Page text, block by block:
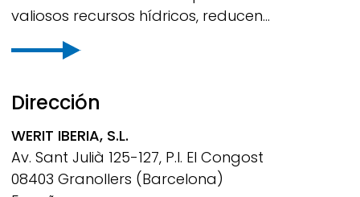
valiosos recursos hídricos, reducen...
Dirección
WERIT IBERIA, S.L.
Av. Sant Julià 125-127, P.I. El Congost
08403 Granollers (Barcelona)